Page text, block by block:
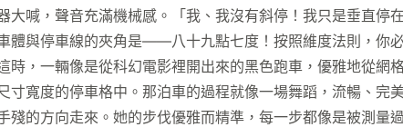
喊，聲音充滿機械感。「我、我沒有斜停！我只是垂直停
體與停車線的夾角是——八十九點七度！按照維度法則，你
，一輛像是從科幻電影裡開出來的黑色跑車，優雅地從網
寬度的停車格中。那泊車的過程就像一場舞蹈，流暢、完
的方向走來。她的步伐優雅而精準，每一步都像是被測量